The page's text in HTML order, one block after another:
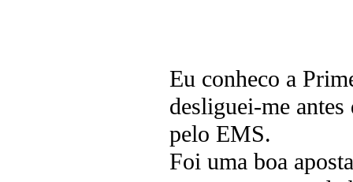
Eu conheco a
desliguei-me
pelo EMS.
Foi uma boa